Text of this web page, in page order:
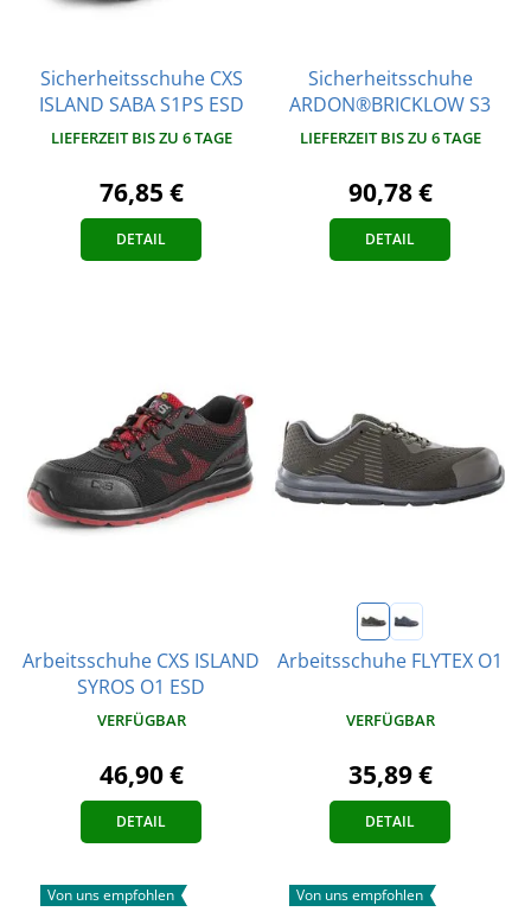
Sicherheitsschuhe CXS
ISLAND SABA S1PS ESD
LIEFERZEIT BIS ZU 6 TAGE
76,85 €
DETAIL
Sicherheitsschuhe
ARDON®BRICKLOW S3
LIEFERZEIT BIS ZU 6 TAGE
90,78 €
DETAIL
Arbeitsschuhe CXS ISLAND
SYROS O1 ESD
VERFÜGBAR
46,90 €
DETAIL
Arbeitsschuhe FLYTEX O1
VERFÜGBAR
35,89 €
DETAIL
Von uns empfohlen Von uns empfohlen